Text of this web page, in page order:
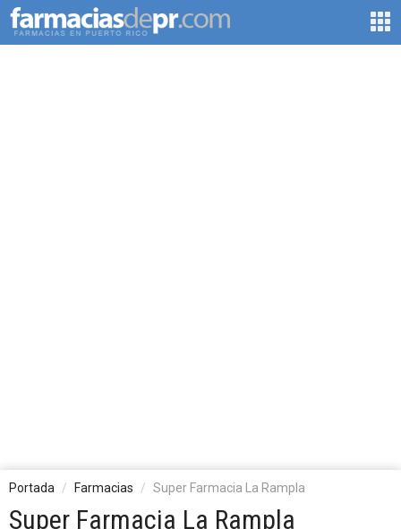
Portada Farmacias Super Farmacia La Rampla
Super Farmacia La Rampla